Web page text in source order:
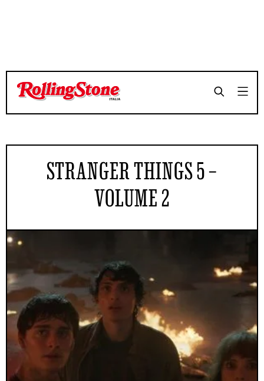
STRANGER THINGS 5 –
VOLUME 2